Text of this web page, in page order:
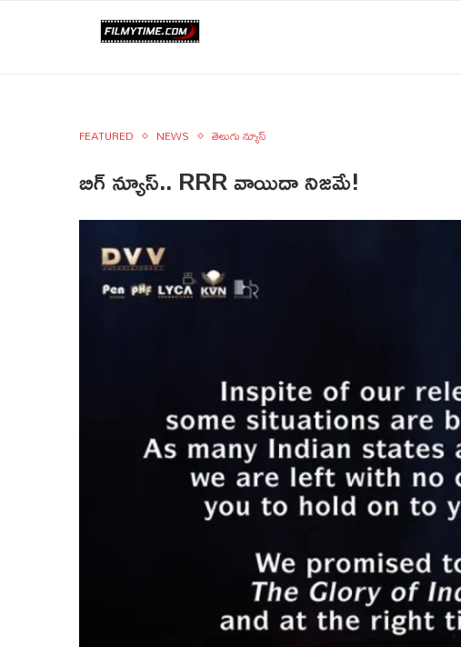
FEATURED NEWS తెలుగు న్యూస్
బిగ్ న్యూస్.. RRR వాయిదా నిజమే!